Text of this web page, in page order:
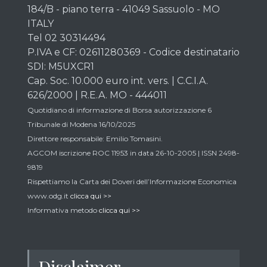
184/B - piano terra - 41049 Sassuolo - MO
ITALY
Tel 02 30314494
P.IVA e CF: 02611280369 - Codice destinatario
SDI: M5UXCR1
Cap. Soc. 10.000 euro int. vers. | C.C.I.A.
626/2000 | R.E.A. MO - 444011
Quotidiano di informazione di Borsa autorizzazione 6
Tribunale di Modena 16/10/2025
Direttore responsabile: Emilio Tomasini.
AGCOM iscrizione ROC 11953 in data 26-10-2005 | ISSN 2498-
9819
Rispettiamo la Carta dei Doveri dell’Informazione Economica
www.odg.it clicca qui >>
Informativa metodo clicca qui >>